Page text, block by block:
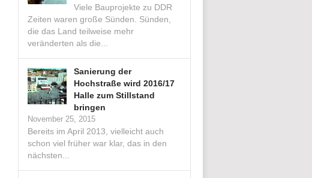
Viele Bauprojekte zu DDR
Zeiten waren große Sünden. Sünden,
die das Land teilweise mehr
veränderten als die...
Sanierung der
Hochstraße wird 2016/17
Halle zum Stillstand
bringen
November 25, 2015
Bereits im April 2013, vielleicht auch
schon viel früher war klar, das in den
nächsten...